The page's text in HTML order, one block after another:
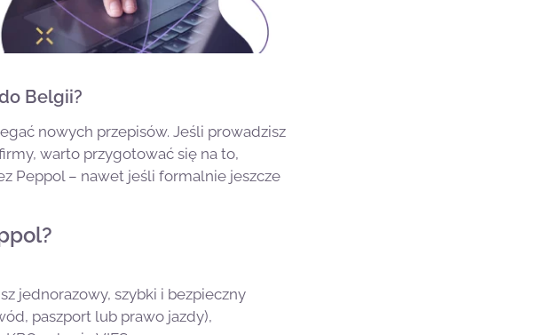
Belgii?
nowych przepisów. Jeśli prowadzisz
warto przygotować się na to,
Peppol – nawet jeśli formalnie jeszcze
jednorazowy, szybki i bezpieczny
paszport lub prawo jazdy),